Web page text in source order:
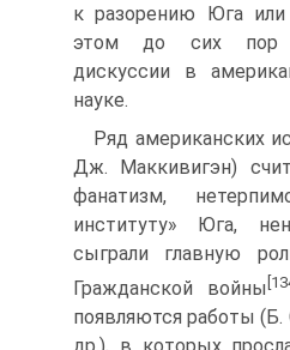
к разорению Юга
этом до сих пор
дискуссии в
науке.
Ряд американских
Дж. Маккивигэн)
фанатизм,
институту» Юга,
сыграли главную
Гражданской войны
появляются работы